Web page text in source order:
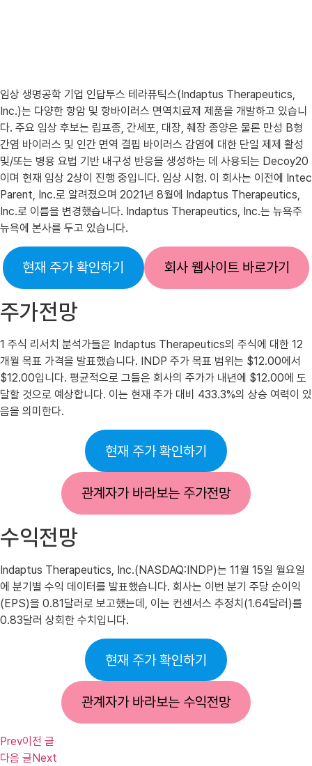
임상 생명공학 기업 인답투스 테라퓨틱스(Indaptus Therapeutics,
Inc.)는 다양한 항암 및 항바이러스 면역치료제 제품을 개발하고 있습니
다. 주요 임상 후보는 림프종, 간세포, 대장, 췌장 종양은 물론 만성 B형
간염 바이러스 및 인간 면역 결핍 바이러스 감염에 대한 단일 제제 활성
및/또는 병용 요법 기반 내구성 반응을 생성하는 데 사용되는 Decoy20
이며 현재 임상 2상이 진행 중입니다. 임상 시험. 이 회사는 이전에 Intec
Parent, Inc.로 알려졌으며 2021년 8월에 Indaptus Therapeutics,
Inc.로 이름을 변경했습니다. Indaptus Therapeutics, Inc.는 뉴욕주
뉴욕에 본사를 두고 있습니다.
현재 주가 확인하기 회사 웹사이트 바로가기
주가전망
1 주식 리서치 분석가들은 Indaptus Therapeutics의 주식에 대한 12
개월 목표 가격을 발표했습니다. INDP 주가 목표 범위는 $12.00에서
$12.00입니다. 평균적으로 그들은 회사의 주가가 내년에 $12.00에 도
달할 것으로 예상합니다. 이는 현재 주가 대비 433.3%의 상승 여력이 있
음을 의미한다.
현재 주가 확인하기
관계자가 바라보는 주가전망
수익전망
Indaptus Therapeutics, Inc.(NASDAQ:INDP)는 11월 15일 월요일
에 분기별 수익 데이터를 발표했습니다. 회사는 이번 분기 주당 순이익
(EPS)을 0.81달러로 보고했는데, 이는 컨센서스 추정치(1.64달러)를
0.83달러 상회한 수치입니다.
현재 주가 확인하기
관계자가 바라보는 수익전망
Prev이전 글
다음 글 Next